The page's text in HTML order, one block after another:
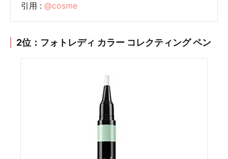
引用 : @cosme
2位：フォトレディ カラー コレクティング ペン